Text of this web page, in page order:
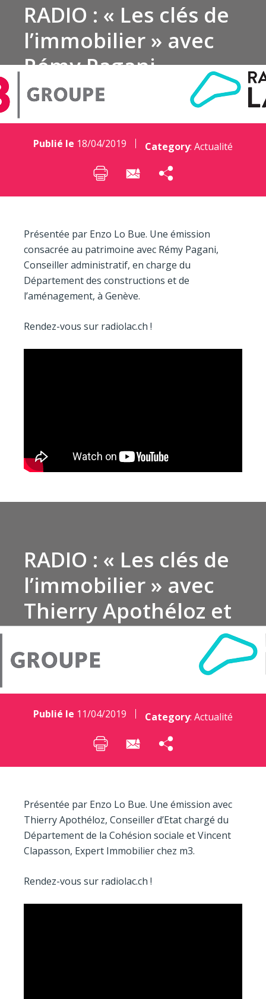
RADIO : « Les clés de
l’immobilier » avec
Rémy Pagani
Publié le 18/04/2019 Category: Actualité
Présentée par Enzo Lo Bue. Une émission
consacrée au patrimoine avec Rémy Pagani,
Conseiller administratif, en charge du
Département des constructions et de
l’aménagement, à Genève.
Rendez-vous sur radiolac.ch !
RADIO : « Les clés de
l’immobilier » avec
Thierry Apothéloz et
Publié le 11/04/2019 Category: Actualité
Présentée par Enzo Lo Bue. Une émission avec
Thierry Apothéloz, Conseiller d’Etat chargé du
Département de la Cohésion sociale et Vincent
Clapasson, Expert Immobilier chez m3.
Rendez-vous sur radiolac.ch !